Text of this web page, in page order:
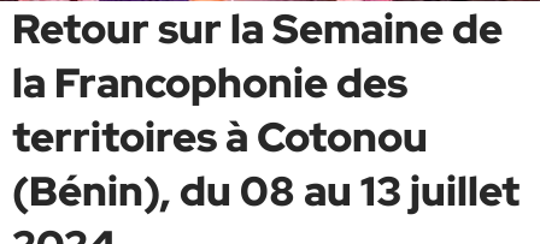
Retour sur la Semaine de
la Francophonie des
territoires à Cotonou
(Bénin), du 08 au 13 juillet